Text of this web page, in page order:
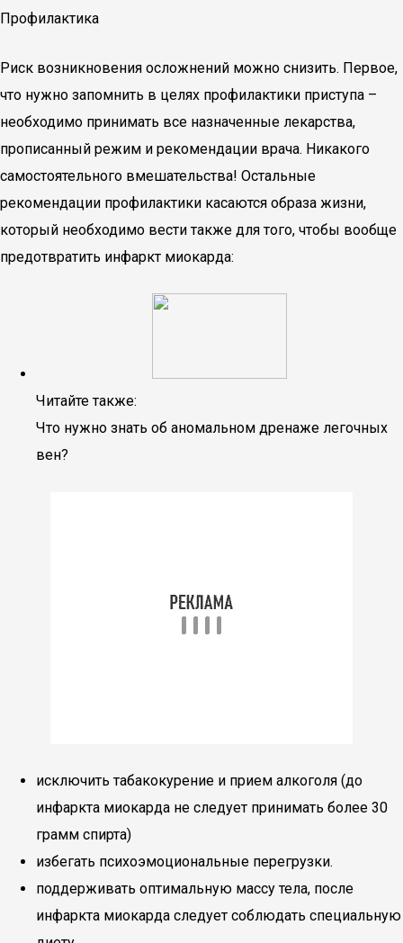
Профилактика
Риск возникновения осложнений можно снизить. Первое,
что нужно запомнить в целях профилактики приступа –
необходимо принимать все назначенные лекарства,
прописанный режим и рекомендации врача. Никакого
самостоятельного вмешательства! Остальные
рекомендации профилактики касаются образа жизни,
который необходимо вести также для того, чтобы вообще
предотвратить инфаркт миокарда:
Читайте также:
Что нужно знать об аномальном дренаже легочных
вен?
исключить табакокурение и прием алкоголя (до
инфаркта миокарда не следует принимать более 30
грамм спирта)
избегать психоэмоциональные перегрузки.
поддерживать оптимальную массу тела, после
инфаркта миокарда следует соблюдать специальную